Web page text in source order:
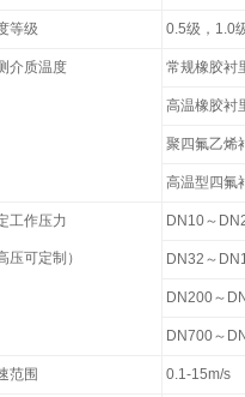
等级 0.5级，1.0
介质温度 常规橡胶衬
高温橡胶衬
聚四氟乙烯
高温型四氟
工作压力
压可定制）
DN10～
DN32～
DN200～
DN700～
范围 0.1-15m/s